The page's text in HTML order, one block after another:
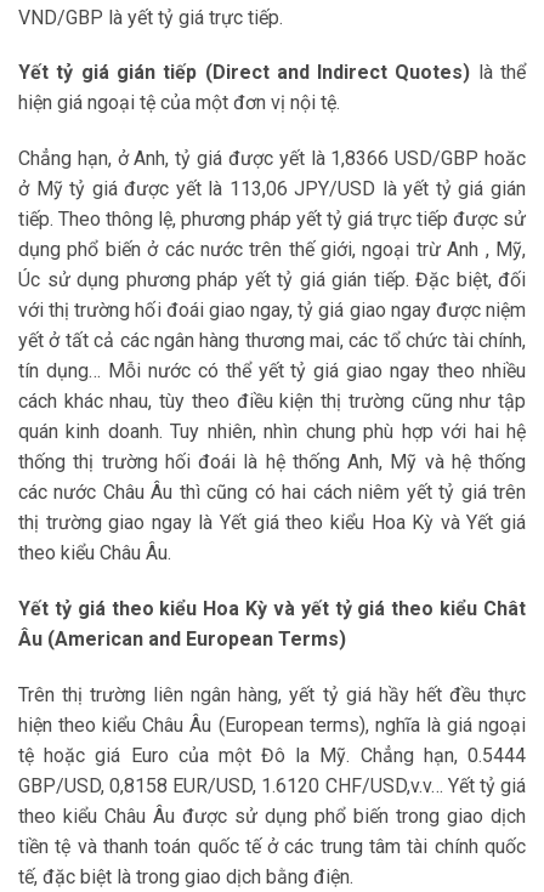
VND/GBP là yết tỷ giá trực tiếp.
Yết tỷ giá gián tiếp (Direct and Indirect Quotes) là thể
hiện giá ngoại tệ của một đơn vị nội tệ.
Chẳng hạn, ở Anh, tỷ giá được yết là 1,8366 USD/GBP hoăc
ở Mỹ tỷ giá được yết là 113,06 JPY/USD là yết tỷ giá gián
tiếp. Theo thông lệ, phương pháp yết tỷ giá trực tiếp được sử
dụng phổ biến ở các nước trên thế giới, ngoại trừ Anh , Mỹ,
Úc sử dụng phương pháp yết tỷ giá gián tiếp. Đặc biệt, đối
với thị trường hối đoái giao ngay, tỷ giá giao ngay được niệm
yết ở tất cả các ngân hàng thương mai, các tổ chức tài chính,
tín dụng… Mỗi nước có thể yết tỷ giá giao ngay theo nhiều
cách khác nhau, tùy theo điều kiện thị trường cũng như tập
quán kinh doanh. Tuy nhiên, nhìn chung phù hợp với hai hệ
thống thị trường hối đoái là hệ thống Anh, Mỹ và hệ thống
các nước Châu Âu thì cũng có hai cách niêm yết tỷ giá trên
thị trường giao ngay là Yết giá theo kiểu Hoa Kỳ và Yết giá
theo kiểu Châu Âu.
Yết tỷ giá theo kiểu Hoa Kỳ và yết tỷ giá theo kiểu Chât
Âu (American and European Terms)
Trên thị trường liên ngân hàng, yết tỷ giá hầy hết đều thực
hiện theo kiểu Châu Âu (European terms), nghĩa là giá ngoại
tệ hoặc giá Euro của một Đô la Mỹ. Chẳng hạn, 0.5444
GBP/USD, 0,8158 EUR/USD, 1.6120 CHF/USD,v.v… Yết tỷ giá
theo kiểu Châu Âu được sử dụng phổ biến trong giao dịch
tiền tệ và thanh toán quốc tế ở các trung tâm tài chính quốc
tế, đặc biệt là trong giao dịch bằng điện.